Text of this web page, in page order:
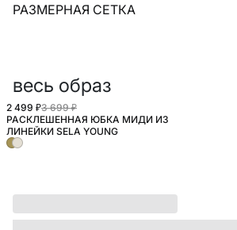
РАЗМЕРНАЯ СЕТКА
весь образ
2 499 ₽3 699 ₽
РАСКЛЕШЕННАЯ ЮБКА МИДИ ИЗ
ЛИНЕЙКИ SELA YOUNG